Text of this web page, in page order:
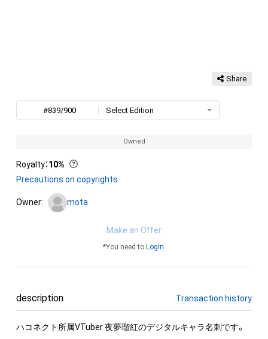
Share
#839/900 Select Edition
Owned
Royalty：10%
Precautions on copyrights
Owner: mota
Make an Offer
*You need to Login.
description Transaction history
ハコネクト所属VTuber 夜夢瑠紅のデジタルキャラ名刺です。